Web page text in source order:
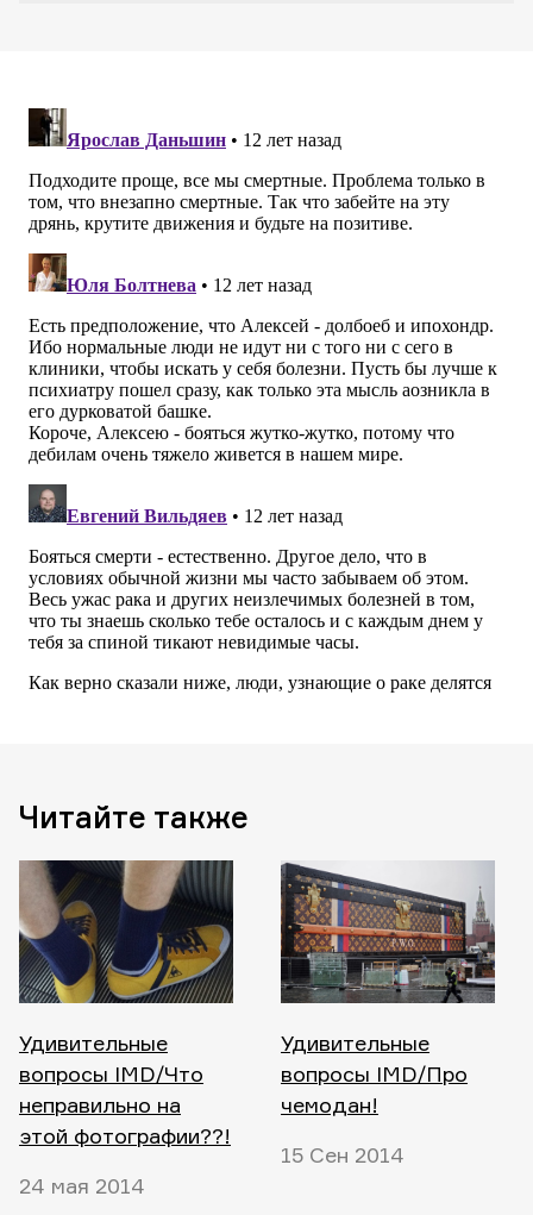
Читайте также
Удивительные
вопросы IMD/Что
неправильно на
этой фотографии??!
24 мая 2014
Удивительные
вопросы IMD/Про
чемодан!
15 Сен 2014